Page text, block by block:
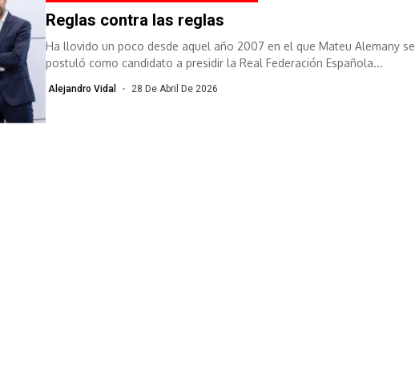
Reglas contra las reglas
Ha llovido un poco desde aquel año 2007 en el que Mateu Alemany se
postuló como candidato a presidir la Real Federación Española...
Alejandro Vidal 28 De Abril De 2026